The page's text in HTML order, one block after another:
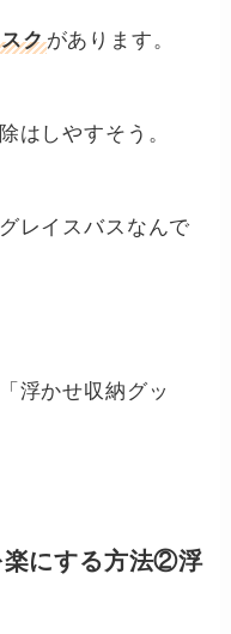
クがあります。
はしやすそう。
レイスバスなんで
浮かせ収納グッ
楽にする方法②浮